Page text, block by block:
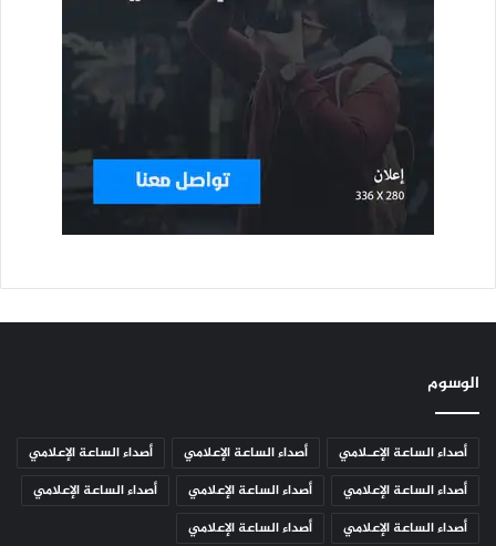
الوسوم
أصداء الساعة الإعـلامي أصداء الساعة الإعلامي
أصداء الساعة الإعلامي
أصداء الساعة الإعلامي
أصداء الساعة الإعلامي
أصداء الساعة الإعلامي
أصداء الساعة الإعلامي
أصداء الساعة الإعلامي